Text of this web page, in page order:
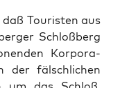
Touris­ten aus
Schloßberg
Kor­po­ra­
der fälschlichen